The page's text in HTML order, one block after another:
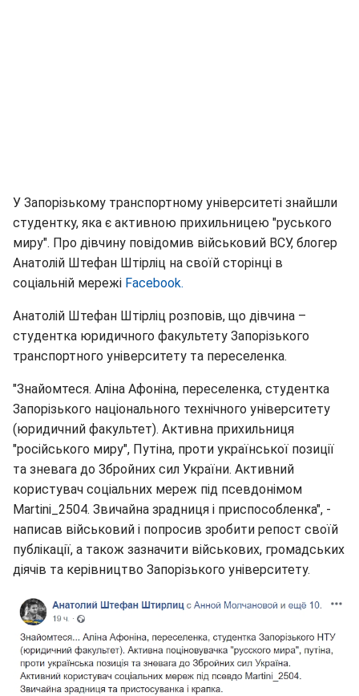
У Запорізькому транспортному університеті знайшли
студентку, яка є активною прихильницею "руського
миру". Про дівчину повідомив військовий ВСУ, блогер
Анатолій Штефан Штірліц на своїй сторінці в
соціальній мережі Facebook.
Анатолій Штефан Штірліц розповів, що дівчина –
студентка юридичного факультету Запорізького
транспортного університету та переселенка.
"Знайомтеся. Аліна Афоніна, переселенка, студентка
Запорізького національного технічного університету
(юридичний факультет). Активна прихильниця
"російського миру", Путіна, проти української позиції
та зневага до Збройних сил України. Активний
користувач соціальних мереж під псевдонімом
Martini_2504. Звичайна зрадниця і приспособленка", -
написав військовий і попросив зробити репост своїй
публікації, а також зазначити військових, громадських
діячів та керівництво Запорізького університету.